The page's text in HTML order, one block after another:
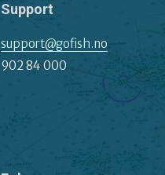
Support
support@gofish.no
902 84 000